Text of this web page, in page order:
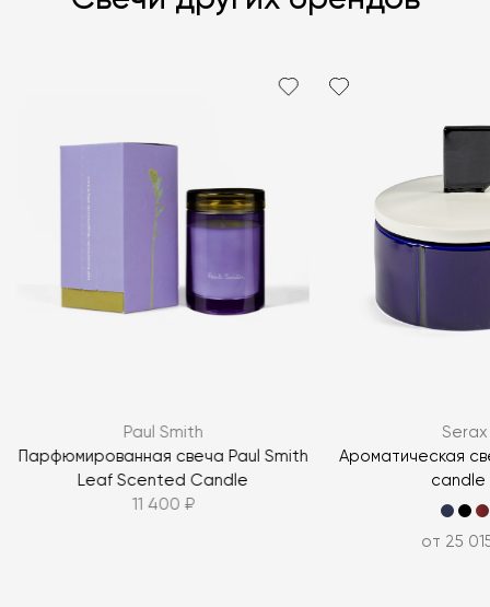
ЗАДАТЬ ВОПРОС
ЗАДАТЬ ВОПРОС
Paul Smith
Парфюмированная свеча Paul Smith
Leaf Scented Candle
11 400 ₽
Serax
Ароматическая
candle
от 25